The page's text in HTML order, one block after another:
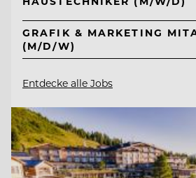
GRAFIK & MARKETING
(M/D/W)
Entdecke alle Jobs